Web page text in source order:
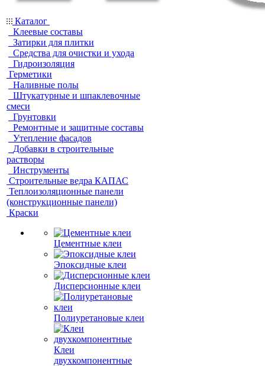
Каталог
Клеевые составы
Затирки для плитки
Средства для очистки и ухода
Гидроизоляция
Герметики
Наливные полы
Штукатурные и шпаклевочные
смеси
Грунтовки
Ремонтные и защитные составы
Утепление фасадов
Добавки в строительные
растворы
Инструменты
Строительные ведра КАПАС
Теплоизоляционные панели
(конструкционные панели)
Краски
Цементные клеи
Эпоксидные клеи
Дисперсионные клеи
Полиуретановые клеи
Клеи
двухкомпонентные